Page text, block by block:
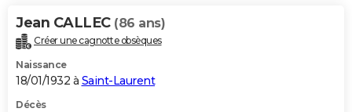
Jean CALLEC (86 ans)
Créer une cagnotte obsèques
Naissance
18/01/1932 à Saint-Laurent
Décès